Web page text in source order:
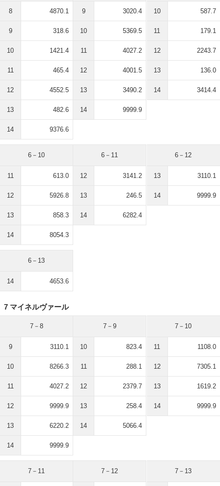
8 4870.1
9 318.6
10 1421.4
11 465.4
12 4552.5
13 482.6
14 9376.6
9 3020.4
10 5369.5
11 4027.2
12 4001.5
13 3490.2
14 9999.9
10 587.7
11 179.1
12 2243.7
13 136.0
14 3414.4
6－10
11 613.0
12 5926.8
13 858.3
14 8054.3
6－11
12 3141.2
13 246.5
14 6282.4
6－12
13 3110.1
14 9999.9
6－13
14 4653.6
7 マイネルヴァール
7－8
9 3110.1
10 8266.3
11 4027.2
12 9999.9
13 6220.2
14 9999.9
7－9
10 823.4
11 288.1
12 2379.7
13 258.4
14 5066.4
7－10
11 1108.0
12 7305.1
13 1619.2
14 9999.9
7－11 7－12 7－13